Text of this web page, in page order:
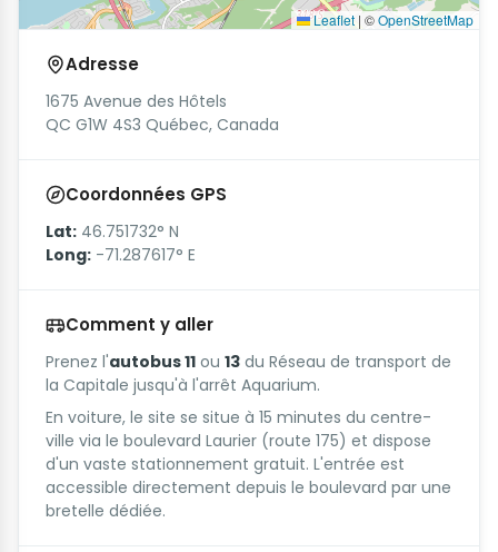
Leaflet | ©OpenStreetMap
Adresse
1675 Avenue des Hôtels
QC G1W 4S3 Québec, Canada
Coordonnées GPS
Lat: 46.751732° N
Long: -71.287617° E
Comment y aller
Prenez l'autobus 11 ou 13 du Réseau de transport de
la Capitale jusqu'à l'arrêt Aquarium.
En voiture, le site se situe à 15 minutes du centre-
ville via le boulevard Laurier (route 175) et dispose
d'un vaste stationnement gratuit. L'entrée est
accessible directement depuis le boulevard par une
bretelle dédiée.